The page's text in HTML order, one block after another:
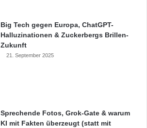
Big Tech gegen Europa, ChatGPT-
Halluzinationen & Zuckerbergs Brillen-
Zukunft
21. September 2025
Sprechende Fotos, Grok-Gate & warum
KI mit Fakten überzeugt (statt mit